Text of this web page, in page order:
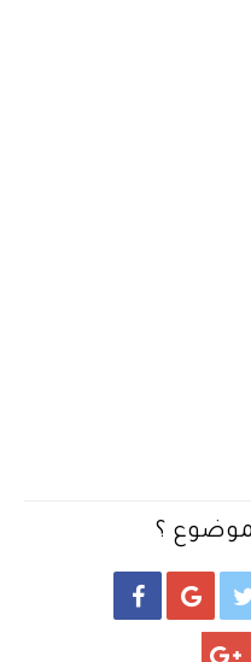
؟
 